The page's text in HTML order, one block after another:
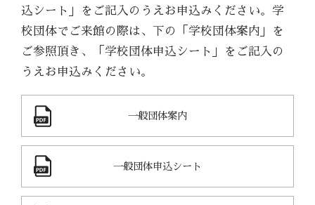
込シート」をご記入のうえお申込みください。学
校団体でご来館の際は、下の「学校団体案内」を
ご参照頂き、「学校団体申込シート」をご記入の
うえお申込みください。
一般団体案内
一般団体申込シート